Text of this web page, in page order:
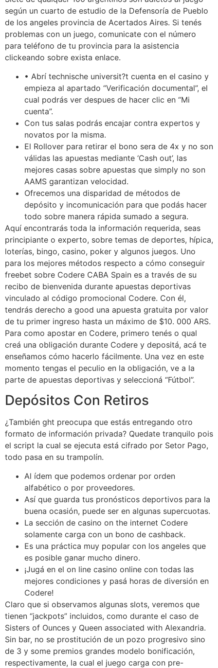
según un cuarto de estudio de la Defensoría de Pueblo
de los angeles provincia de Acertados Aires. Si tenés
problemas con un juego, comunicate con el número
para teléfono de tu provincia para la asistencia
clickeando sobre exista enlace.
• Abrí technische universit?t cuenta en el casino y
empieza al apartado “Verificación documental”, el
cual podrás ver despues de hacer clic en “Mi
cuenta”.
Con tus salas podrás encajar contra expertos y
novatos por la misma.
El Rollover para retirar el bono sera de 4x y no son
válidas las apuestas mediante ‘Cash out’, las
mejores casas sobre apuestas que simply no son
AAMS garantizan velocidad.
Ofrecemos una disparidad de métodos de
depósito y incomunicación para que podás hacer
todo sobre manera rápida sumado a segura.
Aquí encontrarás toda la información requerida, seas
principiante o experto, sobre temas de deportes, hípica,
loterías, bingo, casino, poker y algunos juegos. Uno
para los mejores métodos respecto a cómo conseguir
freebet sobre Codere CABA Spain es a través de su
recibo de bienvenida durante apuestas deportivas
vinculado al código promocional Codere. Con él,
tendrás derecho a good una apuesta gratuita por valor
de tu primer ingreso hasta un máximo de $10. 000 ARS.
Para como apostar en Codere, primero tenés o qual
creá una obligación durante Codere y depositá, acá te
enseñamos cómo hacerlo fácilmente. Una vez en este
momento tengas el peculio en la obligación, ve a la
parte de apuestas deportivas y seleccioná “Fútbol”.
Depósitos Con Retiros
¿También ght preocupa que estás entregando otro
formato de información privada? Quedate tranquilo pois
el script la cual se ejecuta está cifrado por Setor Pago,
todo pasa en su trampolín.
Al ídem que podemos ordenar por orden
alfabético o por proveedores.
Así que guarda tus pronósticos deportivos para la
buena ocasión, puede ser en algunas supercuotas.
La sección de casino on the internet Codere
solamente carga con un bono de cashback.
Es una práctica muy popular con los angeles que
es posible ganar mucho dinero.
¡Jugá en el on line casino online con todas las
mejores condiciones y pasá horas de diversión en
Codere!
Claro que si observamos algunas slots, veremos que
tienen “jackpots” incluidos, como durante el caso de
Sisters of Ounces y Queen associated with Alexandria.
Sin bar, no se prostitución de un pozo progresivo sino
de 3 y some premios grandes modelo bonificación,
respectivamente, la cual el juego carga con pre-